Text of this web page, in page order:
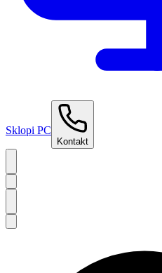
Sklopi PC
Kontakt